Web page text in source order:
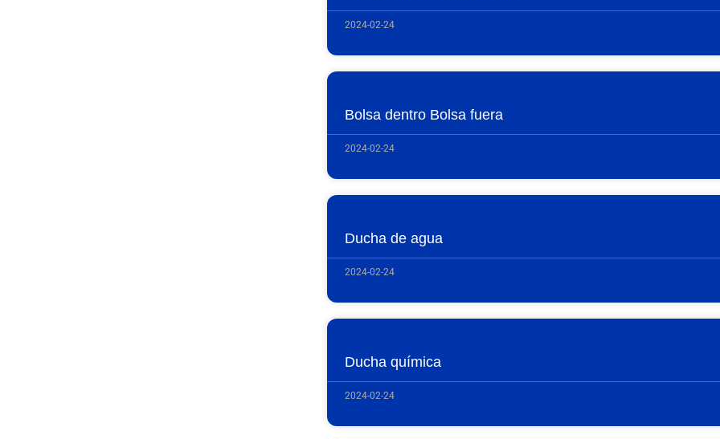
2024-02-24
Bolsa dentro Bolsa fuera
2024-02-24
Ducha de agua
2024-02-24
Ducha química
2024-02-24